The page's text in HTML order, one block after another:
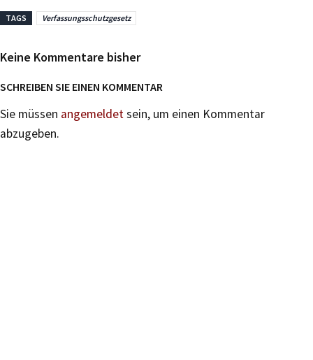
TAGS Verfassungsschutzgesetz
Keine Kommentare bisher
SCHREIBEN SIE EINEN KOMMENTAR
Sie müssen angemeldetsein, um einen Kommentar
abzugeben.